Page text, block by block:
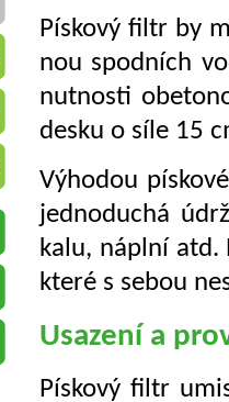
Pís­ko­vý filtr by
nou spod­ních
nut­nos­ti
desku o síle 15
Vý­ho­dou
jed­no­du­chá
kalu, ná­pl­ní
které s sebou
Usa­ze­ní a
Pís­ko­vý filtr